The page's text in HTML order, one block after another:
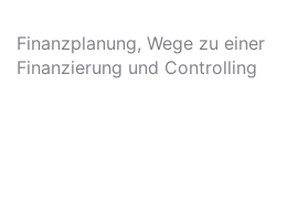
Finanzplanung, Wege zu einer
Finanzierung und Controlling